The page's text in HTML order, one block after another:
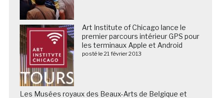
Art Institute of Chicago lance le
premier parcours intérieur GPS pour
les terminaux Apple et Android
posté le 21 février 2013
Les Musées royaux des Beaux-Arts de Belgique et